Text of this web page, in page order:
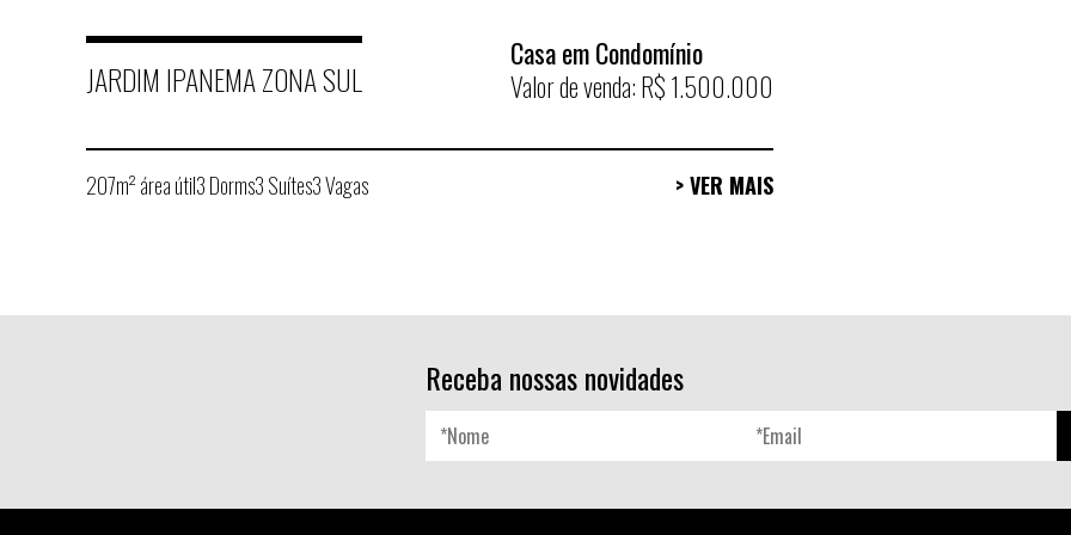
JARDIM IPANEMA ZONA SUL
Casa em Condomínio
Valor de venda: R$ 1.500.000
207m² área útil3 Dorms3 Suítes3 Vagas > VER MAIS
Receba nossas novidades